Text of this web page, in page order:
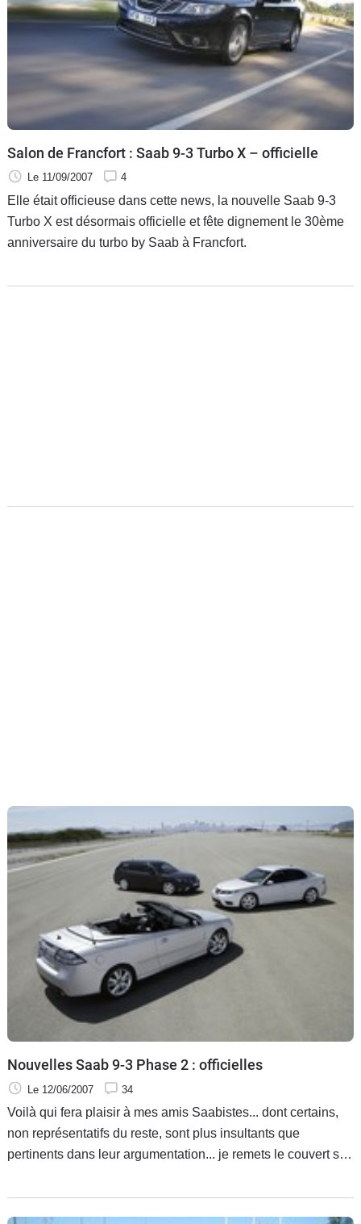
Salon de Francfort : Saab 9-3 Turbo X – officielle
Le 11/09/2007 4
Elle était officieuse dans cette news, la nouvelle Saab 9-3
Turbo X est désormais officielle et fête dignement le 30ème
anniversaire du turbo by Saab à Francfort.
Nouvelles Saab 9-3 Phase 2 : officielles
Le 12/06/2007 34
Voilà qui fera plaisir à mes amis Saabistes... dont certains,
non représentatifs du reste, sont plus insultants que
pertinents dans leur argumentation... je remets le couvert sur